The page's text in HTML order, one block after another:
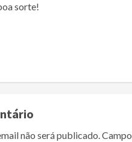
sorte!
não será publicado.